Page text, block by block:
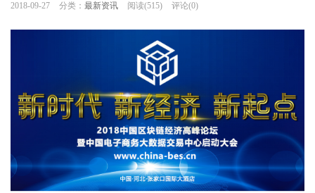
2018-09-27 分类： 最新资讯 阅读(515) 评论(0)